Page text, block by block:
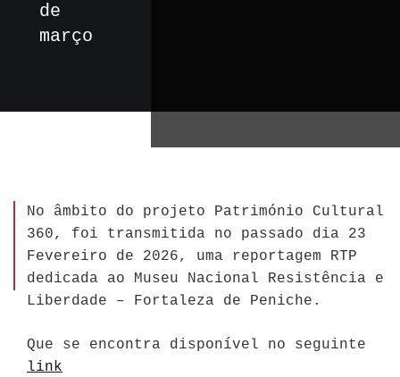
de
março
No âmbito do projeto Património Cultural
360, foi transmitida no passado dia 23
Fevereiro de 2026, uma reportagem RTP
dedicada ao Museu Nacional Resistência e
Liberdade – Fortaleza de Peniche.
Que se encontra disponível no seguinte
link